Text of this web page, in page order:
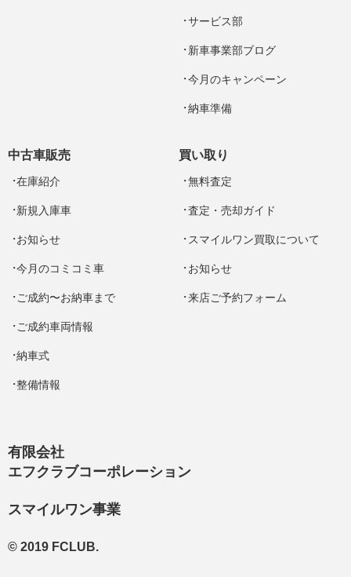
有限会社
エフクラブコーポレーション
スマイルワン事業
サービス部
新車事業部ブログ
今月のキャンペーン
納車準備
中古車販売
在庫紹介
新規入庫車
お知らせ
今月のコミコミ車
ご成約〜お納車まで
ご成約車両情報
納車式
整備情報
買い取り
無料査定
査定・売却ガイド
スマイルワン買取について
お知らせ
来店ご予約フォーム
© 2019 FCLUB.